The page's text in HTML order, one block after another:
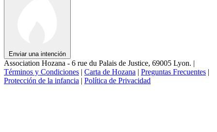
Enviar una intención
Association Hozana - 6 rue du Palais de Justice, 69005 Lyon. |
Términos y Condiciones | Carta de Hozana | Preguntas Frecuentes |
Protección de la infancia | Política de Privacidad